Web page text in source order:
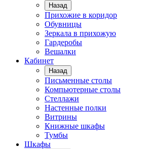
Назад
Прихожие в коридор
Обувницы
Зеркала в прихожую
Гардеробы
Вешалки
Кабинет
Назад
Письменные столы
Компьютерные столы
Стеллажи
Настенные полки
Витрины
Книжные шкафы
Тумбы
Шкафы